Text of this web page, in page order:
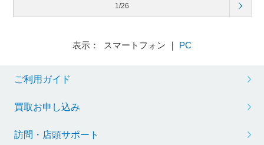
1/26
表示： スマートフォン ｜ PC
ご利用ガイド
買取お申し込み
訪問・店頭サポート